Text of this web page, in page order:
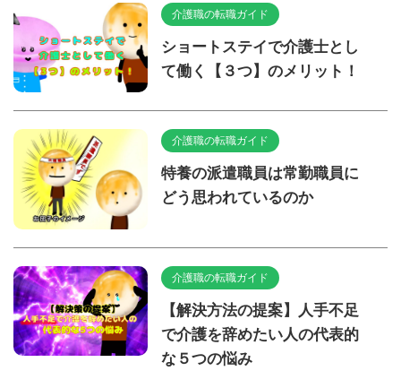
介護職の転職ガイド
ショートステイで介護士とし
て働く【３つ】のメリット！
介護職の転職ガイド
特養の派遣職員は常勤職員に
どう思われているのか
介護職の転職ガイド
【解決方法の提案】人手不足
で介護を辞めたい人の代表的
な５つの悩み